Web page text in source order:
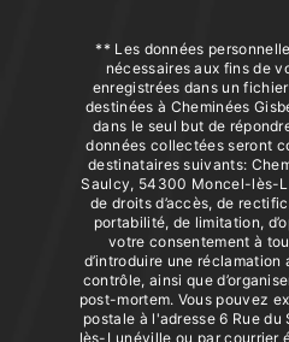
** Les données
nécessaires aux fins de
enregistrées dans un
destinées à Cheminées
dans le seul but de
données collectées seront
destinataires suivants:
Saulcy, 54300 Moncel-lès-
de droits d’accès, de
portabilité, de limitation,
votre consentement à
d’introduire une réclamation
contrôle, ainsi que
post-mortem. Vous pouvez
postale à l'adresse 6 Rue
lès-Lunéville ou par courrier